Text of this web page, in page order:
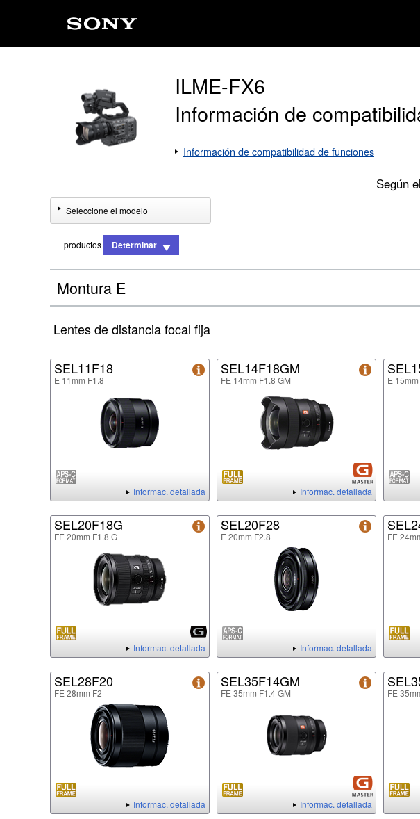
ILME-FX6
Información de
Información de compatibilidad de funciones
Según
Seleccione el modelo
productos Determinar
Montura E
Lentes de distancia focal fija
SEL11F18
E 11mm F1.8
Informac. detallada
SEL14F18GM
FE 14mm F1.8 GM
Informac. detallada
E
SEL20F18G
FE 20mm F1.8 G
Informac. detallada
SEL20F28
E 20mm F2.8
Informac. detallada
FE
SEL28F20
FE 28mm F2
Informac. detallada
SEL35F14GM
FE 35mm F1.4 GM
Informac. detallada
FE